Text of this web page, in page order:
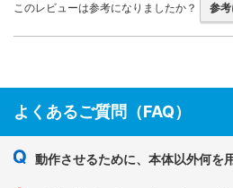
このレビューは参考になりましたか？ 参
よくあるご質問（FAQ）
動作させるために、本体以外何を